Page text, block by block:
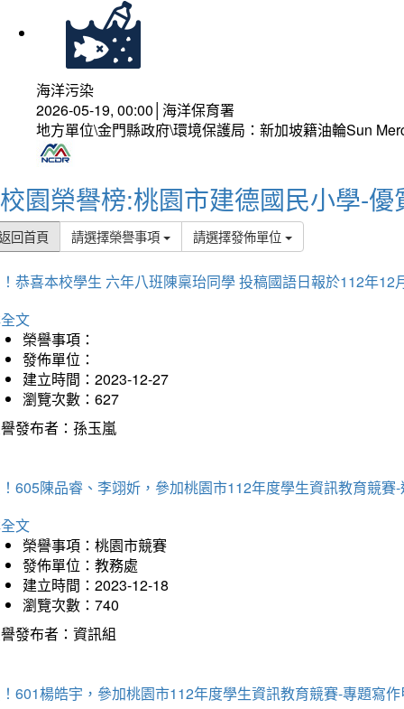
海洋污染
2026-05-19, 00:00│海洋保育署
地方單位\金門縣政府\環境保護局：新加坡籍油輪Sun
校園榮譽榜:桃園市建德國民小學-優
回首頁 請選擇榮譽事項 請選擇發佈單位
恭喜本校學生 六年八班陳稟珆同學 投稿國語日報於112年12
文
榮譽事項：
發佈單位：
建立時間：2023-12-27
瀏覽次數：627
發布者：孫玉嵐
605陳品睿、李翊妡，參加桃園市112年度學生資訊教育競賽
文
榮譽事項：桃園市競賽
發佈單位：教務處
建立時間：2023-12-18
瀏覽次數：740
發布者：資訊組
601楊皓宇，參加桃園市112年度學生資訊教育競賽-專題寫